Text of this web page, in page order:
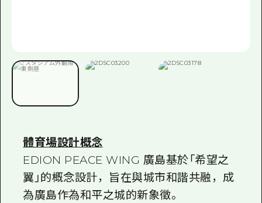
常見問題
體育場設計概念
EDION PEACE WING 廣島基於「希望之
翼」的概念設計，旨在與城市和諧共融，成
為廣島作為和平之城的新象徵。